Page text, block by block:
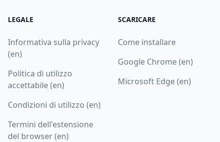
LEGALE
Informativa sulla privacy
(en)
Politica di utilizzo
accettabile (en)
Condizioni di utilizzo (en)
Termini dell'estensione
del browser (en)
SCARICARE
Come installare
Google Chrome (en)
Microsoft Edge (en)